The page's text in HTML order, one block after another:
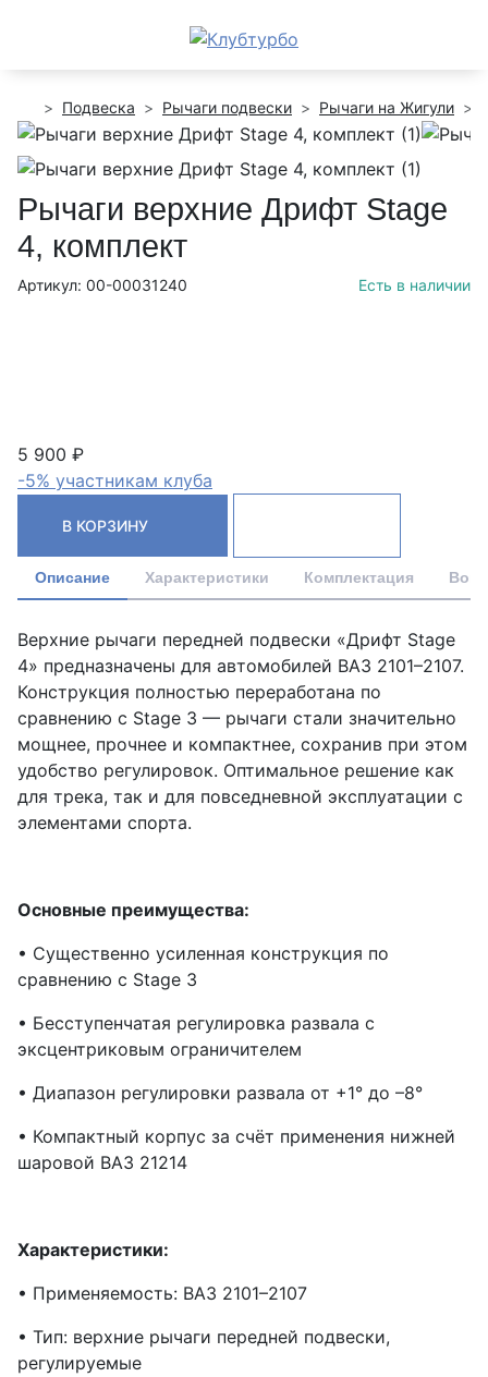
Подвеска Рычаги подвески Рычаги на Жигули
Рычаги верхние Дрифт Stage
4, комплект
Артикул: 00-00031240 Есть в наличии
5 900 ₽
-5% участникам клуба
В КОРЗИНУ
Описание Характеристики Комплектация
Верхние рычаги передней подвески «Дрифт Stage
4» предназначены для автомобилей ВАЗ 2101–2107.
Конструкция полностью переработана по
сравнению с Stage 3 — рычаги стали значительно
мощнее, прочнее и компактнее, сохранив при этом
удобство регулировок. Оптимальное решение как
для трека, так и для повседневной эксплуатации с
элементами спорта.
Основные преимущества:
• Существенно усиленная конструкция по
сравнению с Stage 3
• Бесступенчатая регулировка развала с
эксцентриковым ограничителем
• Диапазон регулировки развала от +1° до –8°
• Компактный корпус за счёт применения нижней
шаровой ВАЗ 21214
Характеристики:
• Применяемость: ВАЗ 2101–2107
• Тип: верхние рычаги передней подвески,
регулируемые